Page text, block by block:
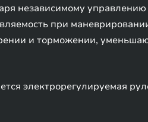
независимому
при
и торможении,
электрорегулируемая